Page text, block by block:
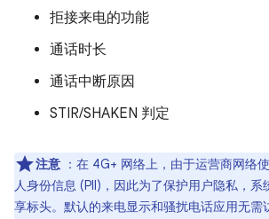
拒接来电的功能
通话时长
通话中断原因
STIR/SHAKEN 判定
注意 ：在 4G+ 网络上，由于运营商网络
人身份信息 (PII)，因此为了保护用户隐私，
享标头。默认的来电显示和骚扰电话应用无需